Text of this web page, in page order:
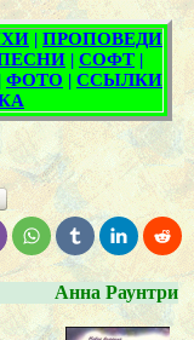
Анна Раунтри